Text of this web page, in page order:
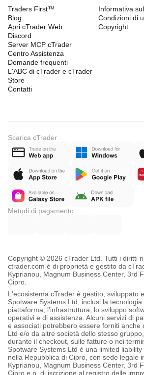
Traders First™
Blog
Apri cTrader Web
Discord
Server MCP cTrader
Centro Assistenza
Domande frequenti
L'ABC di cTrader e cTrader
Store
Contatti
Informativa
Condizioni di
Copyright
Scarica cTrader
Metodi di pagamento
Copyright © 2026 cTrader Ltd. Tutti i diritti
ctrader.com è di proprietà e gestito da
Kyprianou, Magnum Business Center, 3rd
Cipro.
L'ecosistema cTrader è gestito, sviluppato
Spotware Systems Ltd, inclusi la
piattaforma, l'infrastruttura, lo sviluppo
operativi e di assistenza. Alcuni servizi di
e associati potrebbero essere forniti anche
Ltd e/o da altre società dello stesso
durante il checkout, sulle fatture o nei
Spotware Systems Ltd è una limited
nella Repubblica di Cipro, con sede legale
Kyprianou, Magnum Business Center, 3rd
Cipro e n. di iscrizione al registro delle